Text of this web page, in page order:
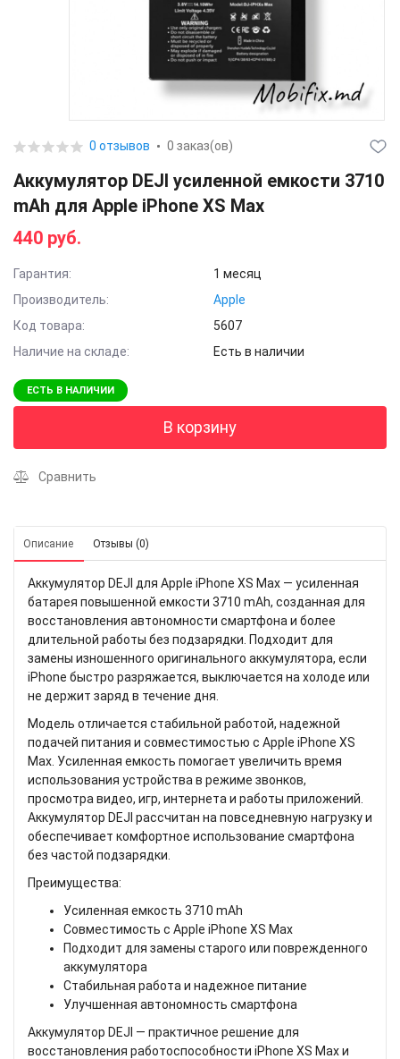
0 отзывов 0 заказ(ов)
Аккумулятор DEJI усиленной емкости 3710
mAh для Apple iPhone XS Max
440 руб.
Гарантия:
1 месяц
Производитель:
Apple
Код товара:
5607
Наличие на складе:
Есть в наличии
ЕСТЬ В НАЛИЧИИ
В корзину
Сравнить
Описание Отзывы (0)
Аккумулятор DEJI для Apple iPhone XS Max — усиленная
батарея повышенной емкости 3710 mAh, созданная для
восстановления автономности смартфона и более
длительной работы без подзарядки. Подходит для
замены изношенного оригинального аккумулятора, если
iPhone быстро разряжается, выключается на холоде или
не держит заряд в течение дня.
Модель отличается стабильной работой, надежной
подачей питания и совместимостью с Apple iPhone XS
Max. Усиленная емкость помогает увеличить время
использования устройства в режиме звонков,
просмотра видео, игр, интернета и работы приложений.
Аккумулятор DEJI рассчитан на повседневную нагрузку и
обеспечивает комфортное использование смартфона
без частой подзарядки.
Преимущества:
Усиленная емкость 3710 mAh
Совместимость с Apple iPhone XS Max
Подходит для замены старого или поврежденного
аккумулятора
Стабильная работа и надежное питание
Улучшенная автономность смартфона
Аккумулятор DEJI — практичное решение для
восстановления работоспособности iPhone XS Max и